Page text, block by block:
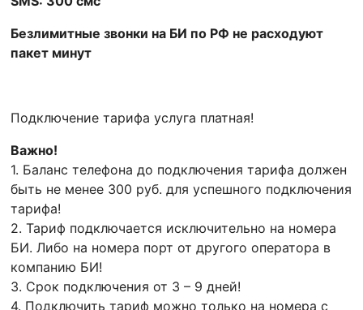
Безлимитные звонки на БИ по РФ не расходуют
пакет минут
Подключение тарифа услуга платная!
Важно!
1. Баланс телефона до подключения тарифа должен
быть не менее 300 руб. для успешного подключения
тарифа!
2. Тариф подключается исключительно на номера
БИ. Либо на номера порт от другого оператора в
компанию БИ!
3. Срок подключения от 3 – 9 дней!
4. Подключить тариф можно только на номера с